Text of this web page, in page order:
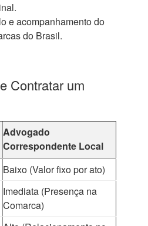
e acompanhamento do
do Brasil.
Contratar um
Advogado
Correspondente Local
Baixo (Valor fixo por ato)
Imediata (Presença na
Comarca)